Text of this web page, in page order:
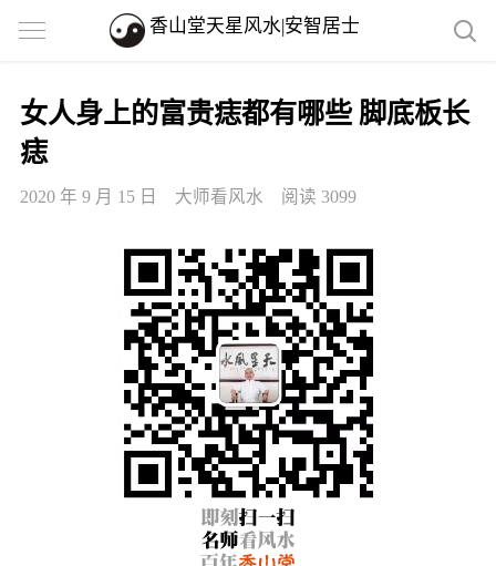
香山堂天星风水|安智居士
女人身上的富贵痣都有哪些 脚底板长
痣
2020 年 9 月 15 日 大师看风水 阅读 3099